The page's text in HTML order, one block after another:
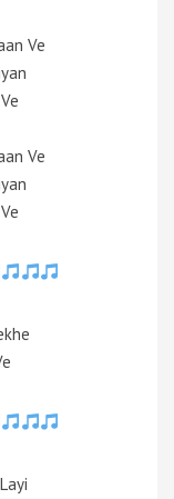
Ve
Ve